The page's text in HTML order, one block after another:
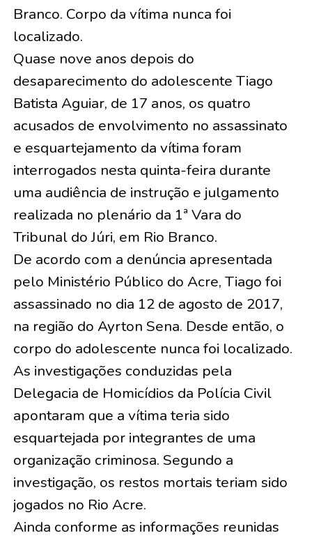
Branco. Corpo da vítima nunca foi
localizado.
Quase nove anos depois do
desaparecimento do adolescente Tiago
Batista Aguiar, de 17 anos, os quatro
acusados de envolvimento no assassinato
e esquartejamento da vítima foram
interrogados nesta quinta-feira durante
uma audiência de instrução e julgamento
realizada no plenário da 1ª Vara do
Tribunal do Júri, em Rio Branco.
De acordo com a denúncia apresentada
pelo Ministério Público do Acre, Tiago foi
assassinado no dia 12 de agosto de 2017,
na região do Ayrton Sena. Desde então, o
corpo do adolescente nunca foi localizado.
As investigações conduzidas pela
Delegacia de Homicídios da Polícia Civil
apontaram que a vítima teria sido
esquartejada por integrantes de uma
organização criminosa. Segundo a
investigação, os restos mortais teriam sido
jogados no Rio Acre.
Ainda conforme as informações reunidas